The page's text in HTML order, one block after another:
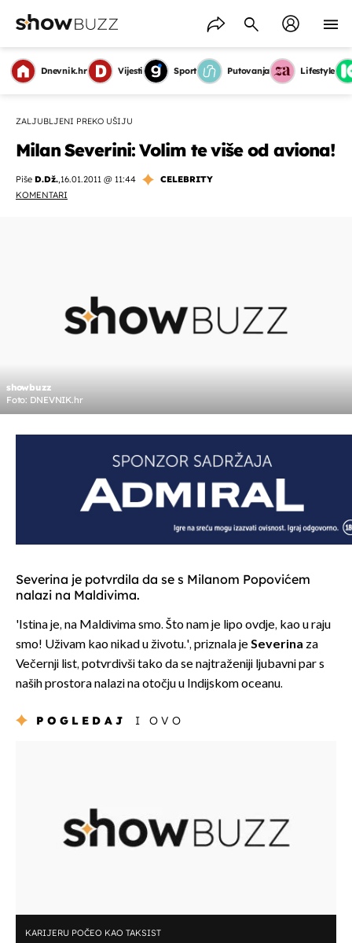
Dnevnik.hr Vijesti Sport Putovanja Lifestyle
ZALJUBLJENI PREKO UŠIJU
Milan Severini: Volim te više od aviona!
Piše D.Dž.,16.01.2011 @ 11:44
CELEBRITY
KOMENTARI
showbuzz
Foto: DNEVNIK.hr
Severina je potvrdila da se s Milanom Popovićem
nalazi na Maldivima.
'Istina je, na Maldivima smo. Što nam je lipo ovdje, kao u raju
smo! Uživam kao nikad u životu.', priznala jeSeverina za
Večernji list, potvrdivši tako da se najtraženiji ljubavni par s
naših prostora nalazi na otočju u Indijskom oceanu.
POGLEDAJ I OVO
KARIJERU POČEO KAO TAKSIST
OMOGUĆI OBAVIJESTI